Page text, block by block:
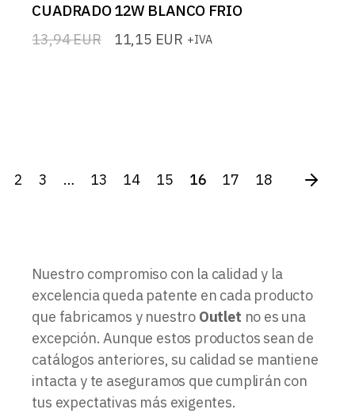
CUADRADO 12W BLANCO FRIO
13,94EUR
El 11,15 EUR
El +IVA
2 3 … 13 14 15 16 17 18
Nuestro compromiso con la calidad y la
excelencia queda patente en cada producto
que fabricamos y nuestro Outlet no es una
excepción. Aunque estos productos sean de
catálogos anteriores, su calidad se mantiene
intacta y te aseguramos que cumplirán con
tus expectativas más exigentes.